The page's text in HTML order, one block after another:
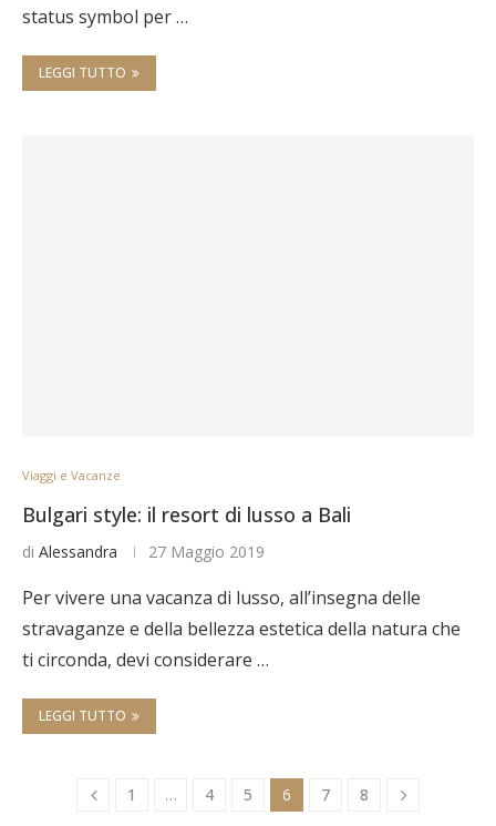
status symbol per …
LEGGI TUTTO
Viaggi e Vacanze
Bulgari style: il resort di lusso a Bali
di Alessandra 27 Maggio 2019
Per vivere una vacanza di lusso, all’insegna delle
stravaganze e della bellezza estetica della natura che
ti circonda, devi considerare …
LEGGI TUTTO
1 … 4 5 6 7 8